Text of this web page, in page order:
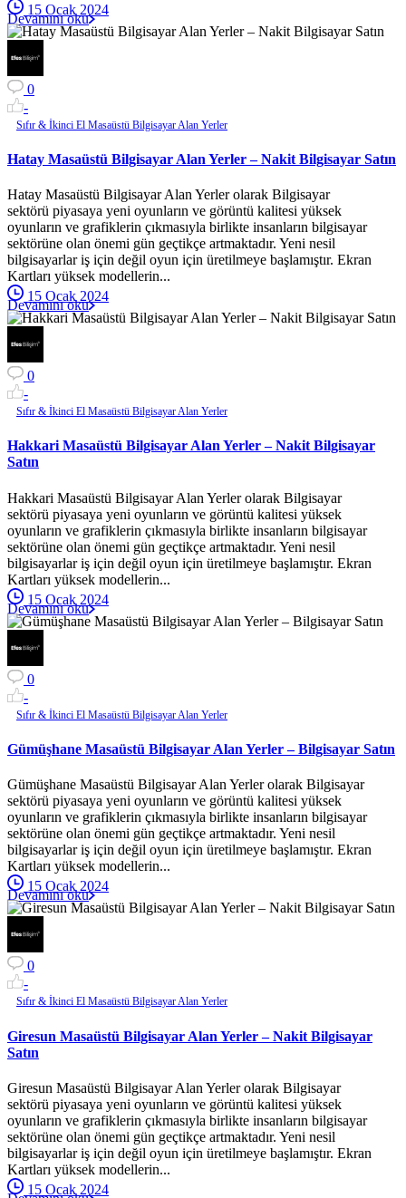
15 Ocak 2024
Devamını oku
0
-
Sıfır & İkinci El Masaüstü Bilgisayar Alan Yerler
Hatay Masaüstü Bilgisayar Alan Yerler – Nakit Bilgisayar Satın
Hatay Masaüstü Bilgisayar Alan Yerler olarak Bilgisayar
sektörü piyasaya yeni oyunların ve görüntü kalitesi yüksek
oyunların ve grafiklerin çıkmasıyla birlikte insanların bilgisayar
sektörüne olan önemi gün geçtikçe artmaktadır. Yeni nesil
bilgisayarlar iş için değil oyun için üretilmeye başlamıştır. Ekran
Kartları yüksek modellerin...
15 Ocak 2024
Devamını oku
0
-
Sıfır & İkinci El Masaüstü Bilgisayar Alan Yerler
Hakkari Masaüstü Bilgisayar Alan Yerler – Nakit Bilgisayar
Satın
Hakkari Masaüstü Bilgisayar Alan Yerler olarak Bilgisayar
sektörü piyasaya yeni oyunların ve görüntü kalitesi yüksek
oyunların ve grafiklerin çıkmasıyla birlikte insanların bilgisayar
sektörüne olan önemi gün geçtikçe artmaktadır. Yeni nesil
bilgisayarlar iş için değil oyun için üretilmeye başlamıştır. Ekran
Kartları yüksek modellerin...
15 Ocak 2024
Devamını oku
0
-
Sıfır & İkinci El Masaüstü Bilgisayar Alan Yerler
Gümüşhane Masaüstü Bilgisayar Alan Yerler – Bilgisayar Satın
Gümüşhane Masaüstü Bilgisayar Alan Yerler olarak Bilgisayar
sektörü piyasaya yeni oyunların ve görüntü kalitesi yüksek
oyunların ve grafiklerin çıkmasıyla birlikte insanların bilgisayar
sektörüne olan önemi gün geçtikçe artmaktadır. Yeni nesil
bilgisayarlar iş için değil oyun için üretilmeye başlamıştır. Ekran
Kartları yüksek modellerin...
15 Ocak 2024
Devamını oku
0
-
Sıfır & İkinci El Masaüstü Bilgisayar Alan Yerler
Giresun Masaüstü Bilgisayar Alan Yerler – Nakit Bilgisayar
Satın
Giresun Masaüstü Bilgisayar Alan Yerler olarak Bilgisayar
sektörü piyasaya yeni oyunların ve görüntü kalitesi yüksek
oyunların ve grafiklerin çıkmasıyla birlikte insanların bilgisayar
sektörüne olan önemi gün geçtikçe artmaktadır. Yeni nesil
bilgisayarlar iş için değil oyun için üretilmeye başlamıştır. Ekran
Kartları yüksek modellerin...
15 Ocak 2024